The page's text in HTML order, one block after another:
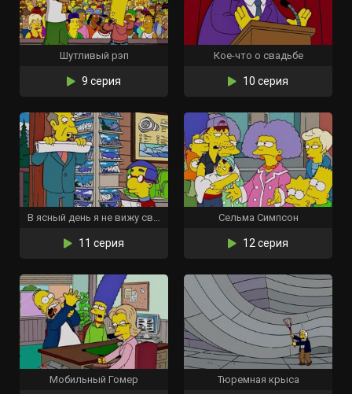
Шутливый рэп
9 серия
Кое-что о свадьбе
10 серия
В ясный день я не вижу свою сестру
11 серия
Сельма Симпсон
12 серия
Мобильный Гомер Тюремная крыса